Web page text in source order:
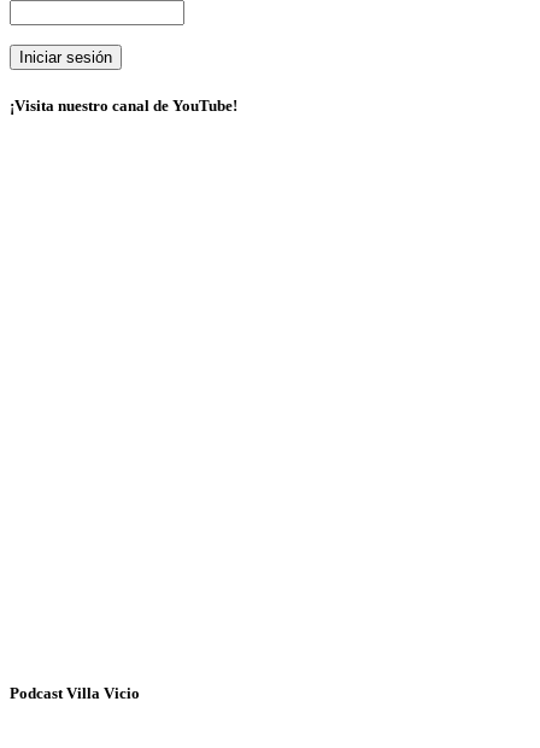
¡Visita nuestro canal de YouTube!
Podcast Villa Vicio